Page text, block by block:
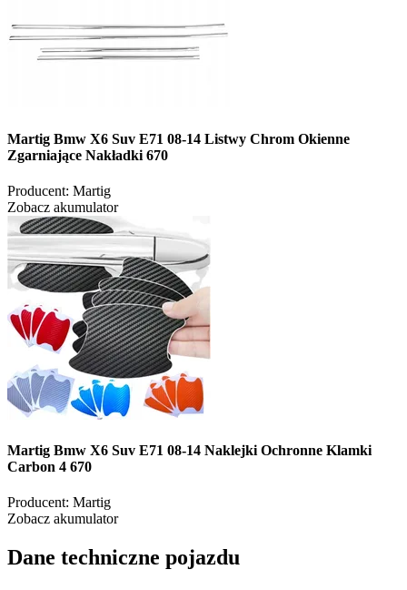
Martig Bmw X6 Suv E71 08-14 Listwy Chrom Okienne
Zgarniające Nakładki 670
Producent: Martig
Zobacz akumulator
Martig Bmw X6 Suv E71 08-14 Naklejki Ochronne Klamki
Carbon 4 670
Producent: Martig
Zobacz akumulator
Dane techniczne pojazdu